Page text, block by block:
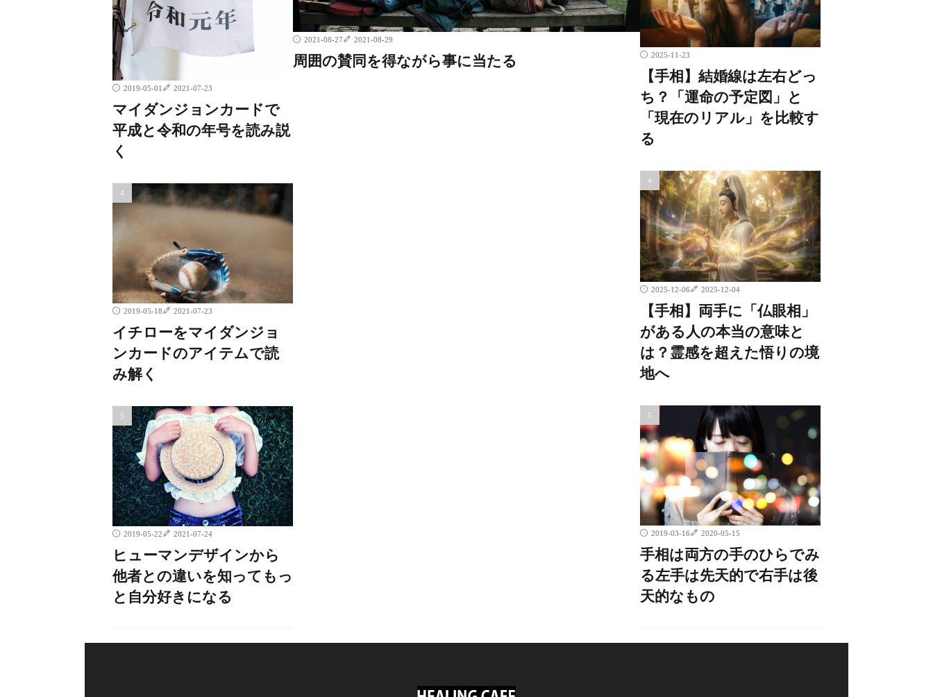
2019-05-01 2021-07-23
マイダンジョンカードで
平成と令和の年号を読み説
く
2019-05-18 2021-07-23
イチローをマイダンジョ
ンカードのアイテムで読
み解く
2019-05-22 2021-07-24
ヒューマンデザインから
他者との違いを知ってもっ
と自分好きになる
2021-08-27 2021-08-29
周囲の賛同を得ながら事に当たる 2025-11-23
【手相】結婚線は左右どっ
ち？「運命の予定図」と
「現在のリアル」を比較す
る
2025-12-06 2025-12-04
【手相】両手に「仏眼相」
がある人の本当の意味と
は？霊感を超えた悟りの境
地へ
2019-03-16 2020-05-15
手相は両方の手のひらでみ
る左手は先天的で右手は後
天的なもの